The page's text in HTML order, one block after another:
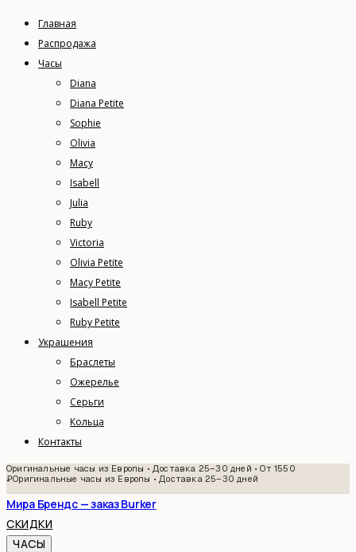
Главная
Распродажа
Часы
Diana
Diana Petite
Sophie
Olivia
Macy
Isabell
Julia
Ruby
Victoria
Olivia Petite
Macy Petite
Isabell Petite
Ruby Petite
Украшения
Браслеты
Ожерелье
Серьги
Кольца
Контакты
Оригинальные часы из Европы • Доставка 25–30 дней • От 1550
₽Оригинальные часы из Европы • Доставка 25–30 дней
Мира Брендс — заказ Burker
СКИДКИ
ЧАСЫ